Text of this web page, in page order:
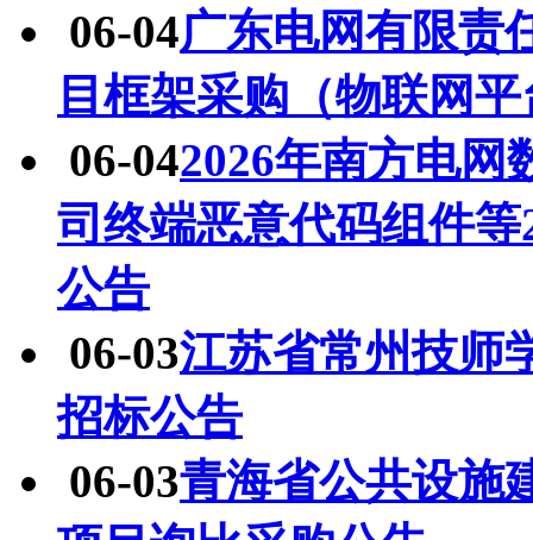
06-04广东电网有限责
目框架采购（物联网
06-042026年南方电网
司终端恶意代码组件
公告
06-03江苏省常州技师
招标公告
06-03青海省公共设施